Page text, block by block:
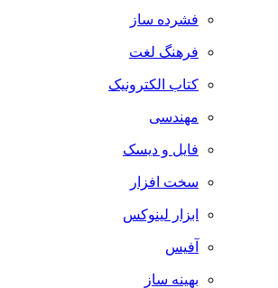
فشرده ساز
فرهنگ لغت
کتاب الکترونیک
مهندسی
فایل و دیسک
سخت افزار
ابزار لینوکس
آفیس
بهینه ساز